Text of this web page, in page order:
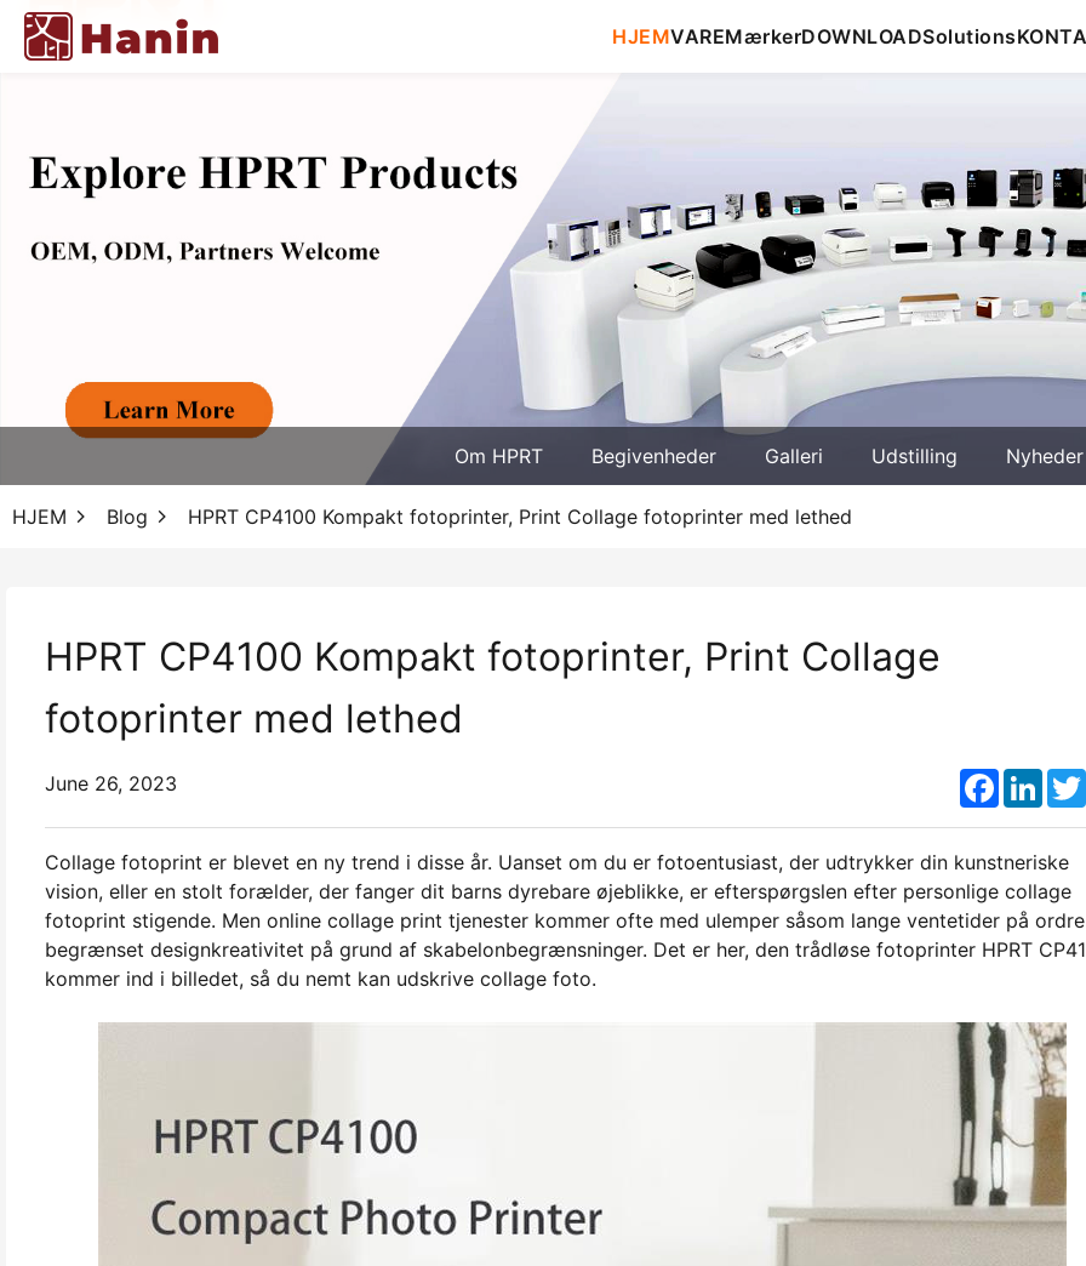
HJEMVAREMærkerDOWNLOADSolutions
Om HPRT Begivenheder Galleri Udstilling Nyheder
HJEM Blog HPRT CP4100 Kompakt fotoprinter, Print Collage fotoprinter med lethed
HPRT CP4100 Kompakt fotoprinter, Print Collage
fotoprinter med lethed
June 26, 2023
Collage fotoprint er blevet en ny trend i disse år. Uanset om du er fotoentusiast, der udtrykker din kunstneriske
vision, eller en stolt forælder, der fanger dit barns dyrebare øjeblikke, er efterspørgslen efter personlige collage
fotoprint stigende. Men online collage print tjenester kommer ofte med ulemper såsom lange ventetider på
begrænset designkreativitet på grund af skabelonbegrænsninger. Det er her, den trådløse fotoprinter HPRT
kommer ind i billedet, så du nemt kan udskrive collage foto.